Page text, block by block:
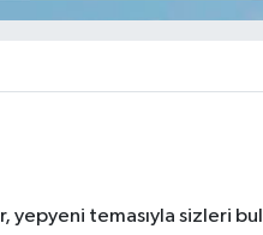
temasıyla sizleri